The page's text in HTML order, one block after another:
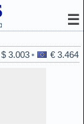
☰
$ 3.003 € 3.464